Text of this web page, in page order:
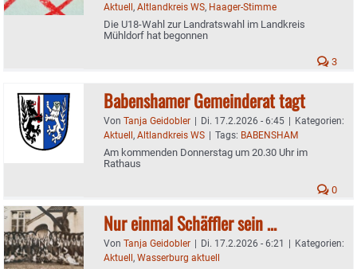
Aktuell, Altlandkreis WS, Haager-Stimme
Die U18-Wahl zur Landratswahl im Landkreis
Mühldorf hat begonnen
3
Babenshamer Gemeinderat tagt
Von Tanja Geidobler | Di. 17.2.2026 - 6:45 | Kategorien:
Aktuell, Altlandkreis WS | Tags: BABENSHAM
Am kommenden Donnerstag um 20.30 Uhr im
Rathaus
0
Nur einmal Schäffler sein …
Von Tanja Geidobler | Di. 17.2.2026 - 6:21 | Kategorien:
Aktuell, Wasserburg aktuell